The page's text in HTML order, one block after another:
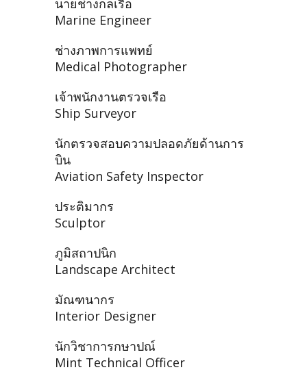
นายช่างกลเรือ
Marine Engineer
ช่างภาพการแพทย์
Medical Photographer
เจ้าพนักงานตรวจเรือ
Ship Surveyor
นักตรวจสอบความปลอดภัยด้านการ
บิน
Aviation Safety Inspector
ประติมากร
Sculptor
ภูมิสถาปนิก
Landscape Architect
มัณฑนากร
Interior Designer
นักวิชาการกษาปณ์
Mint Technical Officer